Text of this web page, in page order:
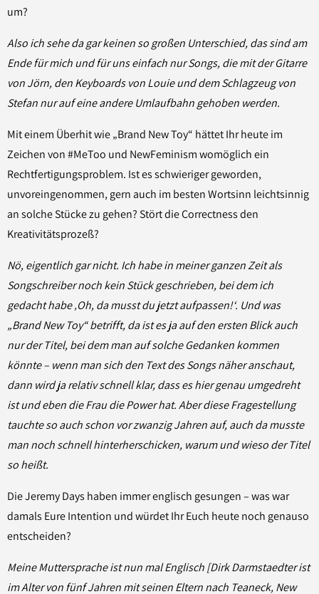
um?
Also ich sehe da gar keinen so großen Unterschied, das sind am
Ende für mich und für uns einfach nur Songs, die mit der Gitarre
von Jörn, den Keyboards von Louie und dem Schlagzeug von
Stefan nur auf eine andere Umlaufbahn gehoben werden.
Mit einem Überhit wie „Brand New Toy“ hättet Ihr heute im
Zeichen von #MeToo und NewFeminism womöglich ein
Rechtfertigungsproblem. Ist es schwieriger geworden,
unvoreingenommen, gern auch im besten Wortsinn leichtsinnig
an solche Stücke zu gehen? Stört die Correctness den
Kreativitätsprozeß?
Nö, eigentlich gar nicht. Ich habe in meiner ganzen Zeit als
Songschreiber noch kein Stück geschrieben, bei dem ich
gedacht habe ‚Oh, da musst du jetzt aufpassen!‘. Und was
„Brand New Toy“ betrifft, da ist es ja auf den ersten Blick auch
nur der Titel, bei dem man auf solche Gedanken kommen
könnte – wenn man sich den Text des Songs näher anschaut,
dann wird ja relativ schnell klar, dass es hier genau umgedreht
ist und eben die Frau die Power hat. Aber diese Fragestellung
tauchte so auch schon vor zwanzig Jahren auf, auch da musste
man noch schnell hinterherschicken, warum und wieso der Titel
so heißt.
Die Jeremy Days haben immer englisch gesungen – was war
damals Eure Intention und würdet Ihr Euch heute noch genauso
entscheiden?
Meine Muttersprache ist nun mal Englisch [Dirk Darmstaedter ist
im Alter von fünf Jahren mit seinen Eltern nach Teaneck, New